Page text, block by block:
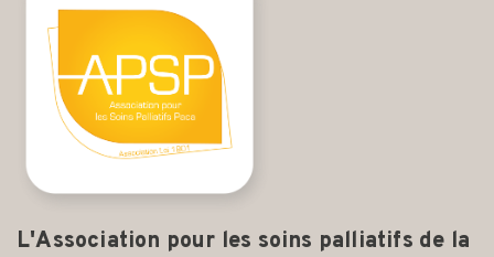
L'Association pour les soins palliatifs de la